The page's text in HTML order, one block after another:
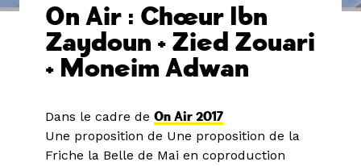
On Air : Chœur Ibn
Zaydoun + Zied Zouari
+ Moneim Adwan
Dans le cadre de On Air 2017
Une proposition de Une proposition de la
Friche la Belle de Mai en coproduction